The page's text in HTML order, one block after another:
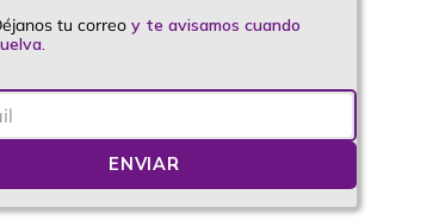
tu correoy te avisamos cuando
ENVIAR